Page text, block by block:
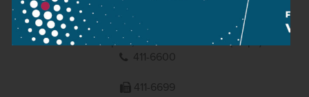
1095 Budapest, Komor Marcell u. 1. (Müpa)
411-6600
411-6699